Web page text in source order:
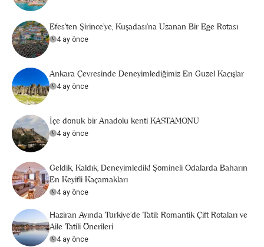
Efes’ten Şirince’ye, Kuşadası’na Uzanan Bir Ege Rotası
4 ay önce
Ankara Çevresinde Deneyimlediğimiz En Güzel Kaçışlar
4 ay önce
İçe dönük bir Anadolu kenti KASTAMONU
4 ay önce
Geldik, Kaldık, Deneyimledik! Şömineli Odalarda Baharın
En Keyifli Kaçamakları
4 ay önce
Haziran Ayında Türkiye’de Tatil: Romantik Çift Rotaları ve
Aile Tatili Önerileri
4 ay önce